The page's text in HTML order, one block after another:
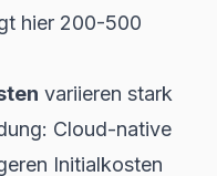
hier 200-500
variieren stark
Cloud-native
Initialkosten